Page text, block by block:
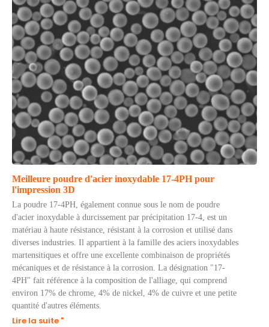
Meilleure poudre d'acier inoxydable 17-4PH pour
l'impression 3D
La poudre 17-4PH, également connue sous le nom de poudre
d'acier inoxydable à durcissement par précipitation 17-4, est un
matériau à haute résistance, résistant à la corrosion et utilisé dans
diverses industries. Il appartient à la famille des aciers inoxydables
martensitiques et offre une excellente combinaison de propriétés
mécaniques et de résistance à la corrosion. La désignation "17-
4PH" fait référence à la composition de l'alliage, qui comprend
environ 17% de chrome, 4% de nickel, 4% de cuivre et une petite
quantité d'autres éléments.
Lire la suite "